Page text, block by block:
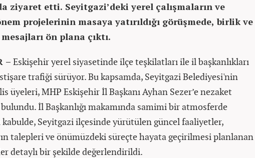
ziyaret etti. Seyitgazi’deki yerel çalışmaların ve
projelerinin masaya yatırıldığı görüşmede, birlik ve
ön plana çıktı.
– Eskişehir yerel siyasetinde ilçe teşkilatları ile il başkanlıkları
trafiği sürüyor. Bu kapsamda, Seyitgazi Belediyesi'nin
üyeleri, MHP Eskişehir İl Başkanı Ayhan Sezer’e nezaket
İl Başkanlığı makamında samimi bir atmosferde
kabulde, Seyitgazi ilçesinde yürütülen güncel faaliyetler,
talepleri ve önümüzdeki süreçte hayata geçirilmesi planlanan
detaylı bir şekilde değerlendirildi.